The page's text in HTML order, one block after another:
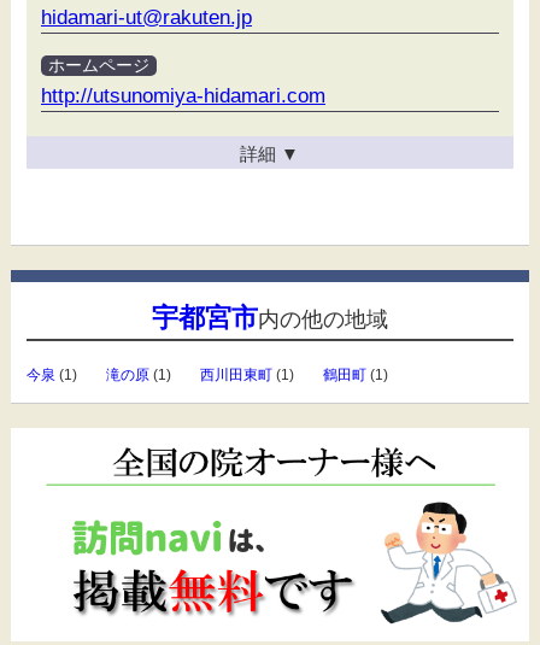
hidamari-ut@rakuten.jp
ホームページ
http://utsunomiya-hidamari.com
詳細 ▼
宇都宮市内の他の地域
今泉 (1) 滝の原(1) 西川田東町(1) 鶴田町(1)